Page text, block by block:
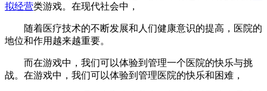
拟经营类游戏。在现代社会中，
随着医疗技术的不断发展和人们健康意识的提高，医院的
地位和作用越来越重要。
而在游戏中，我们可以体验到管理一个医院的快乐与挑
战。在游戏中，我们可以体验到管理医院的快乐和困难，